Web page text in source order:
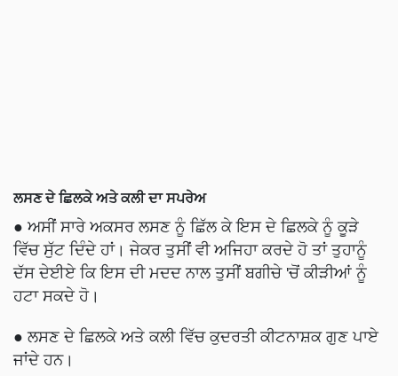
ਲਸਣ ਦੇ ਛਿਲਕੇ ਅਤੇ ਕਲੀ ਦਾ ਸਪਰੇਅ
● ਅਸੀਂ ਸਾਰੇ ਅਕਸਰ ਲਸਣ ਨੂੰ ਛਿੱਲ ਕੇ ਇਸ ਦੇ ਛਿਲਕੇ ਨੂੰ ਕੂੜੇ
ਵਿੱਚ ਸੁੱਟ ਦਿੰਦੇ ਹਾਂ। ਜੇਕਰ ਤੁਸੀਂ ਵੀ ਅਜਿਹਾ ਕਰਦੇ ਹੋ ਤਾਂ ਤੁਹਾਨੂੰ
ਦੱਸ ਦੇਈਏ ਕਿ ਇਸ ਦੀ ਮਦਦ ਨਾਲ ਤੁਸੀਂ ਬਗੀਚੇ 'ਚੋਂ ਕੀੜੀਆਂ ਨੂੰ
ਹਟਾ ਸਕਦੇ ਹੋ।
● ਲਸਣ ਦੇ ਛਿਲਕੇ ਅਤੇ ਕਲੀ ਵਿੱਚ ਕੁਦਰਤੀ ਕੀਟਨਾਸ਼ਕ ਗੁਣ ਪਾਏ
ਜਾਂਦੇ ਹਨ।